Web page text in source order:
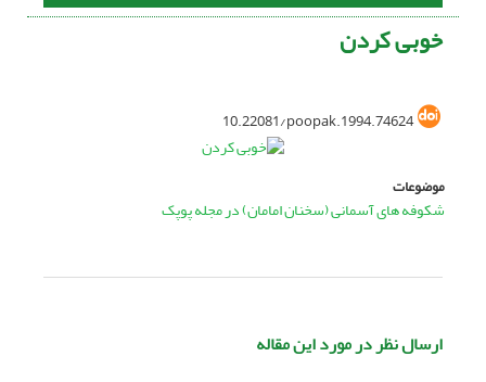
خوبی کردن
10.22081/poopak.1994.74624
موضوعات
شکوفه های آسمانی (سخنان امامان) در مجله پوپک
ارسال نظر در مورد این مقاله